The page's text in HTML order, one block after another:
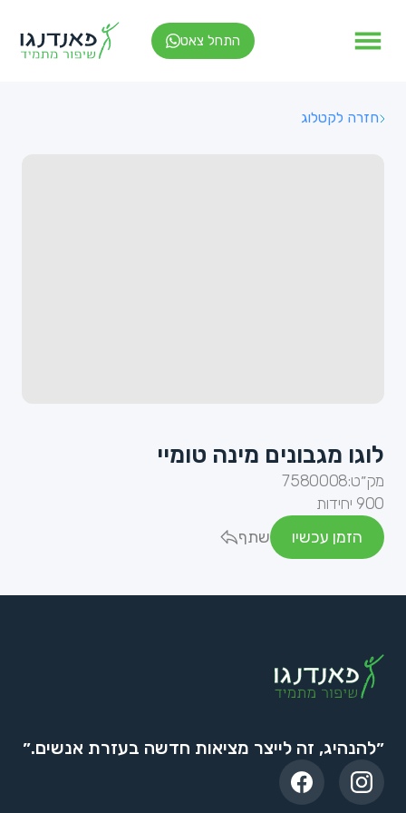
התחל צאט
חזרה לקטלוג
לוגו מגבונים מינה טומיי
מק״ט:7580008
900 יחידות
הזמן עכשיו
שתף
״להנהיג, זה לייצר מציאות חדשה בעזרת אנשים.״